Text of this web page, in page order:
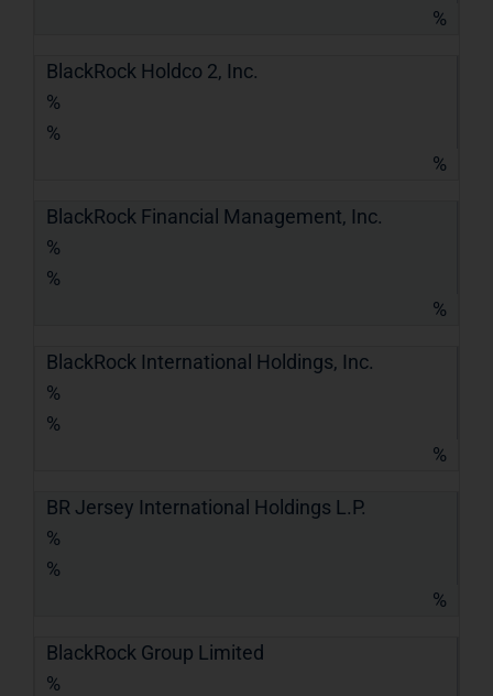
%
BlackRock Holdco 2, Inc.
%
%
%
BlackRock Financial Management, Inc.
%
%
%
BlackRock International Holdings, Inc.
%
%
%
BR Jersey International Holdings L.P.
%
%
%
BlackRock Group Limited
%